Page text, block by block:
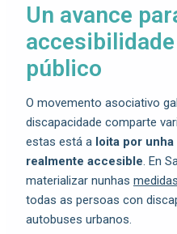
Un avance
público
O movemento asociativo
discapacidade comparte
estas está a loita por
realmente accesible. En
materializar nunhas
todas as persoas con
autobuses urbanos.